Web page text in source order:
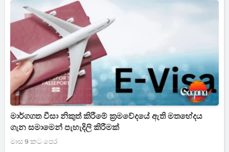
මාර්ගගත වීසා නිකුත් කිරීමේ ක්‍රමවේදයේ ඇති මතභේදය
ගැන සමාමෙන් පැහැදිලි කිරීමක්
මාස 9 කට පෙර